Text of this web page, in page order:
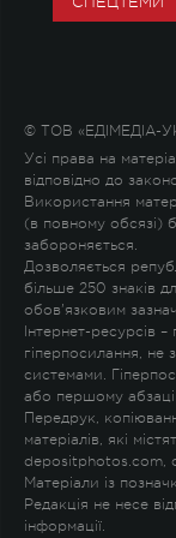
© ТОВ «ЕДІМЕДІА-
Усі права на
відповідно до
Використання
(в повному обсязі)
забороняється.
Дозволяється
більше 250 знаків
обов'язковим
Інтернет-ресурсів
гіперпосилання, не
системами.
або першому абзаці
Передрук,
матеріалів, які
depositphotos.com,
Матеріали із
Редакція не несе
інформації.